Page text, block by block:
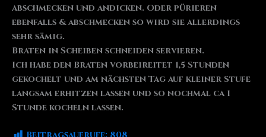
abschmecken und andicken. Oder pürieren
ebenfalls & abschmecken so wird sie allerdings
sehr sämig.
Braten in Scheiben schneiden servieren.
Ich habe den Braten vorbeireitet 1,5 Stunden
gekochelt und am nächsten Tag auf kleiner Stufe
langsam erhitzen lassen und so nochmal ca 1
Stunde kocheln lassen.